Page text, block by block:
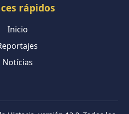
rápidos
Inicio
Notícias